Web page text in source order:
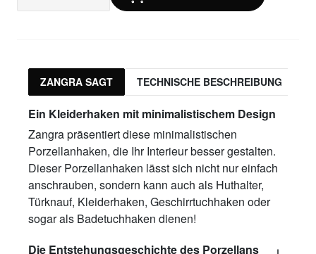
ZANGRA SAGT TECHNISCHE BESCHREIBUNG
Ein Kleiderhaken mit minimalistischem Design
Zangra präsentiert diese minimalistischen
Porzellanhaken, die Ihr Interieur besser gestalten.
Dieser Porzellanhaken lässt sich nicht nur einfach
anschrauben, sondern kann auch als Huthalter,
Türknauf, Kleiderhaken, Geschirrtuchhaken oder
sogar als Badetuchhaken dienen!
Die Entstehungsgeschichte des Porzellans